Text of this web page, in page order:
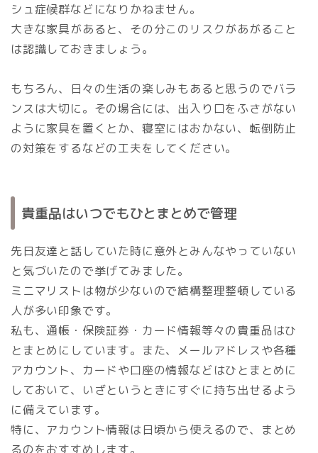
シュ症候群などになりかねません。
大きな家具があると、その分このリスクがあがること
は認識しておきましょう。
もちろん、日々の生活の楽しみもあると思うのでバラ
ンスは大切に。その場合には、出入り口をふさがない
ように家具を置くとか、寝室にはおかない、転倒防止
の対策をするなどの工夫をしてください。
貴重品はいつでもひとまとめで管理
先日友達と話していた時に意外とみんなやっていない
と気づいたので挙げてみました。
ミニマリストは物が少ないので結構整理整頓している
人が多い印象です。
私も、通帳・保険証券・カード情報等々の貴重品はひ
とまとめにしています。また、メールアドレスや各種
アカウント、カードや口座の情報などはひとまとめに
しておいて、いざというときにすぐに持ち出せるよう
に備えています。
特に、アカウント情報は日頃から使えるので、まとめ
るのをおすすめします。